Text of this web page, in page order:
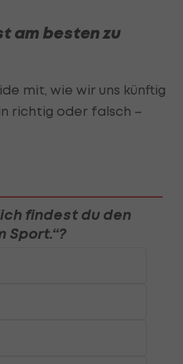
am besten zu
mit, wie wir uns künftig
richtig oder falsch –